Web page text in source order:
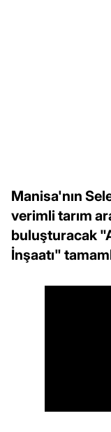
Manisa'nın
verimli tarım
buluşturacak
İnşaatı"